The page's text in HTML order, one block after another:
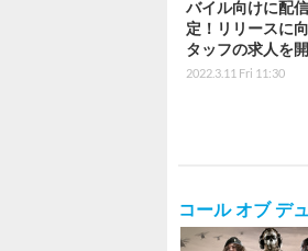
バイル向けに配
定！リリースに
タッフの求人を
2022.3.11 Fri 11:30
コール オブ デ